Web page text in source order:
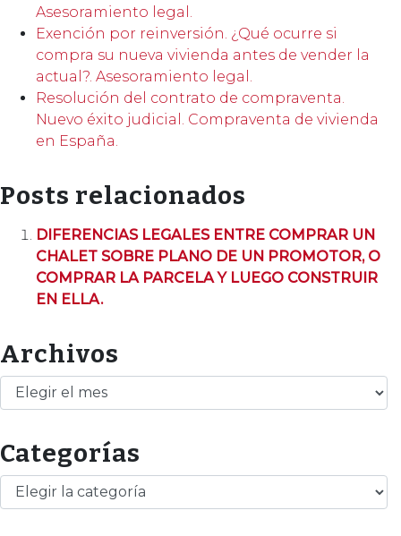
Asesoramiento legal.
Exención por reinversión. ¿Qué ocurre si
compra su nueva vivienda antes de vender la
actual?. Asesoramiento legal.
Resolución del contrato de compraventa.
Nuevo éxito judicial. Compraventa de vivienda
en España.
Posts relacionados
DIFERENCIAS LEGALES ENTRE COMPRAR UN
CHALET SOBRE PLANO DE UN PROMOTOR, O
COMPRAR LA PARCELA Y LUEGO CONSTRUIR
EN ELLA.
Archivos
Archivos
Categorías
Categorías